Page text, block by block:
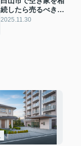
続したら売るべき理
由は？手続きや準備
2025.11.30